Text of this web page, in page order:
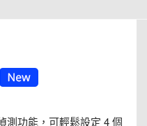
測功能，可輕鬆設定 4 個